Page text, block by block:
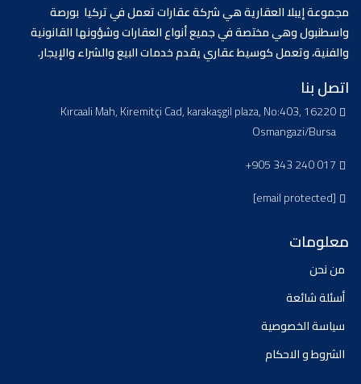
مجموعة إيبلا العقارية هي شركة عقارات تعمل في تركيا بورصة
واسطنبول وهي مختصة في جميع أنواع العقارات وشؤونها القانونية
والفنية، وتعمل كوسيط عقاري يقدم خدمات البيع والشراء والإيجار.
اتصل بنا
Kırcaali Mah, Kiremitçi Cad, karakaşgil plaza, No:403, 16220
Osmangazi/Bursa
+905 343 240 017
[email protected]
معلومات
من نحن
أسئلة شائعة
سياسة الخصوصية
الشروط و الاحكام